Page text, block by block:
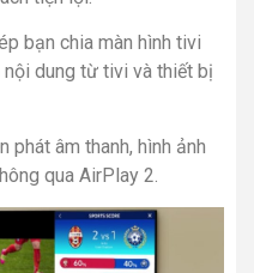
bạn chia màn hình tivi
nội dung từ tivi và thiết bị
phát âm thanh, hình ảnh
qua AirPlay 2.